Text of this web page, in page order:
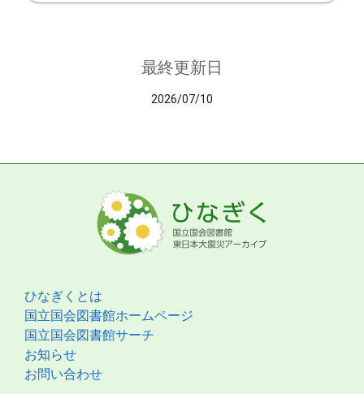
最終更新日
2026/07/10
ひなぎくとは
国立国会図書館ホームページ
国立国会図書館サーチ
お知らせ
お問い合わせ